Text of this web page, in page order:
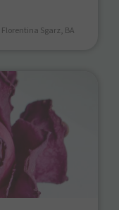
Florentina Sgarz, BA